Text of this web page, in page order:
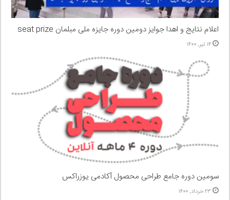
اعلام نتایج و اهدا جوایز دومین دوره جایزه ملی مبلمان seat prize
۱۴ تیر, ۱۴۰۰
سومین دوره جامع طراحی محصول آکادمی یوزراکس
۲۳ خرداد, ۱۴۰۰